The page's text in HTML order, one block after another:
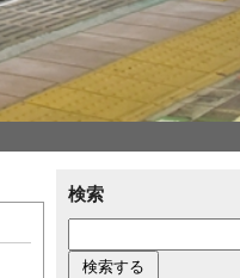
検索